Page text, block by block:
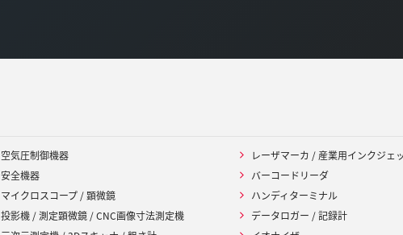
空気圧制御機器
安全機器
マイクロスコープ / 顕微鏡
投影機 / 測定顕微鏡 / CNC画像寸法測定機
レーザマーカ / 産業用インクジェ
バーコードリーダ
ハンディターミナル
データロガー / 記録計